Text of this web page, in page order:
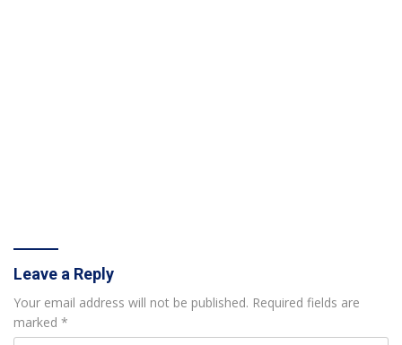
Leave a Reply
Your email address will not be published. Required fields are
marked *